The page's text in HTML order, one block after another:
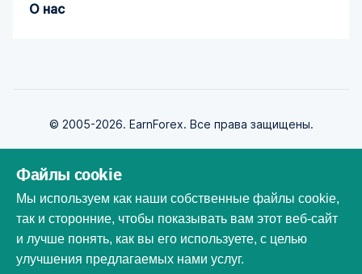
О нас
© 2005-2026. EarnForex. Все права защищены.
Разработан
Файлы cookie
Мы используем как наши собственные файлы cookie,
так и сторонние, чтобы показывать вам этот веб-сайт
и лучше понять, как вы его используете, с целью
улучшения предлагаемых нами услуг.